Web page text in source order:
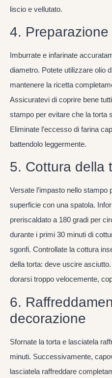
liscio e vellutato.
4.
Imburrate e infarinate
diametro. Potete utilizzare olio
mantenere la ricetta
Assicuratevi di coprire bene
stampo per evitare che la torta
Eliminate l’eccesso di farina
battendolo leggermente.
5. Cottura della
Versate l’impasto nello stampo
superficie con una spatola.
preriscaldato a 180 gradi per
durante i primi 30 minuti di
sgonfi. Controllate la cottura
della torta: deve uscire
dorarsi troppo velocemente,
6.
decorazione
Sfornate la torta e lasciatela
minuti. Successivamente,
lasciatela raffreddare